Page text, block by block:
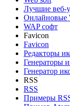
Лучшие веб-
Онлайновые
WAP софт
Favicon
Favicon
Редакторы
Генераторы
Генератор
RSS
RSS
Примеры